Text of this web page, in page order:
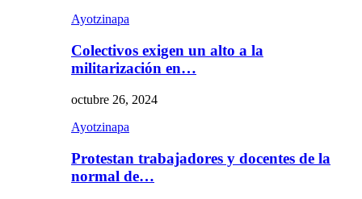
Ayotzinapa
Colectivos exigen un alto a la
militarización en…
octubre 26, 2024
Ayotzinapa
Protestan trabajadores y docentes de la
normal de…